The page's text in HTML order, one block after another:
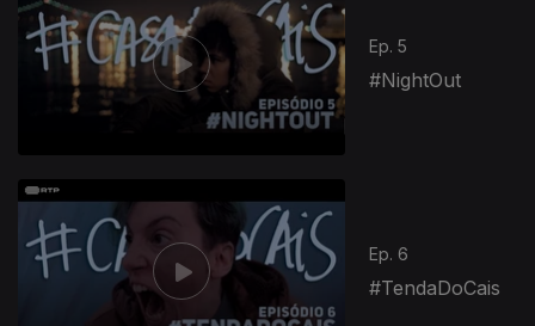
Ep. 5
#NightOut
Ep. 6
#TendaDoCais